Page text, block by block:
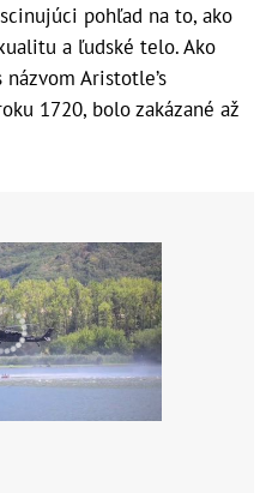
pohľad na to, ako
a ľudské telo. Ako
Aristotle’s
1720, bolo zakázané až